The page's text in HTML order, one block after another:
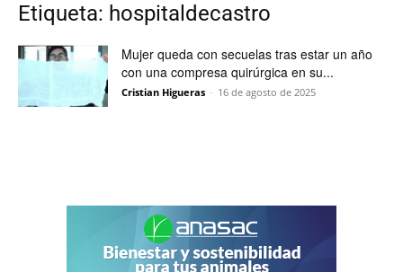
Etiqueta: hospitaldecastro
Mujer queda con secuelas tras estar un año
con una compresa quirúrgica en su...
Cristian Higueras - 16 de agosto de 2025